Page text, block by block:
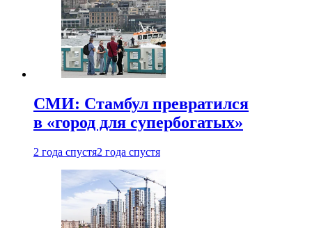
СМИ: Стамбул превратился
в «город для супербогатых»
2 года спустя2 года спустя